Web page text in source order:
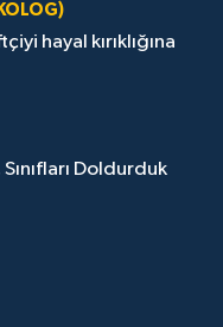
hayal kırıklığına
Doldurduk